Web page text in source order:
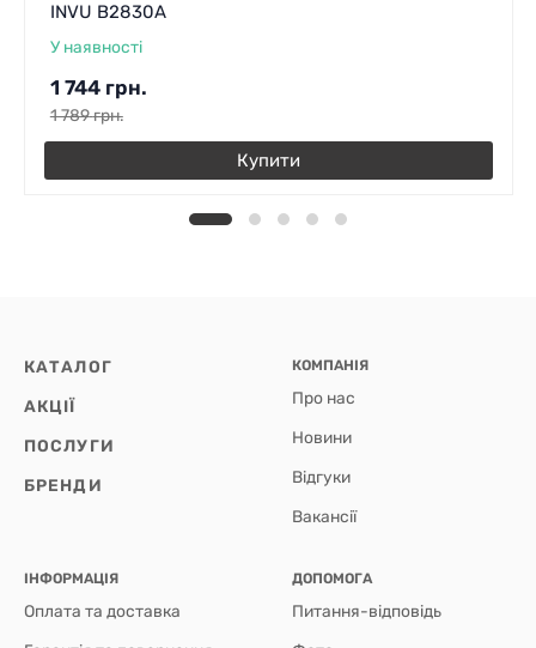
INVU B2830A
У наявності
1 744 грн.
1 789грн.
Купити
КАТАЛОГ
АКЦІЇ
ПОСЛУГИ
БРЕНДИ
КОМПАНІЯ
Про нас
Новини
Відгуки
Вакансії
ІНФОРМАЦІЯ
Оплата та доставка
ДОПОМОГА
Питання-відповідь